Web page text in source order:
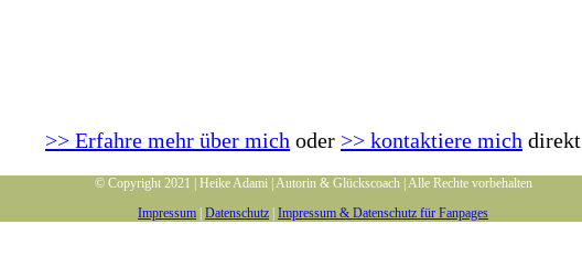
>> Erfahre mehr über mich oder >> kontaktiere mich direkt
© Copyright 2021 | Heike Adami | Autorin & Glückscoach | Alle Rechte vorbehalten
Impressum | Datenschutz | Impressum & Datenschutz für Fanpages